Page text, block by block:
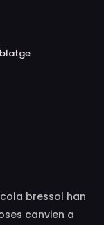
bressol han
canvien a